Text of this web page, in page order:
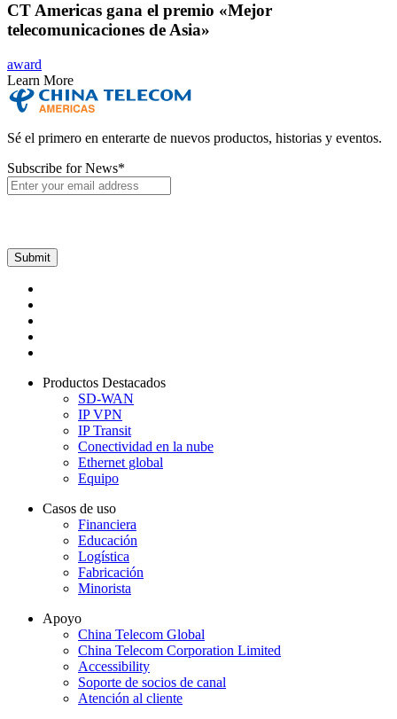
CT Americas gana el premio «Mejor
telecomunicaciones de Asia»
award
Learn More
Sé el primero en enterarte de nuevos productos, historias y eventos.
Subscribe for News*
Productos Destacados
SD-WAN
IP VPN
IP Transit
Conectividad en la nube
Ethernet global
Equipo
Casos de uso
Financiera
Educación
Logística
Fabricación
Minorista
Apoyo
China Telecom Global
China Telecom Corporation Limited
Accessibility
Soporte de socios de canal
Atención al cliente